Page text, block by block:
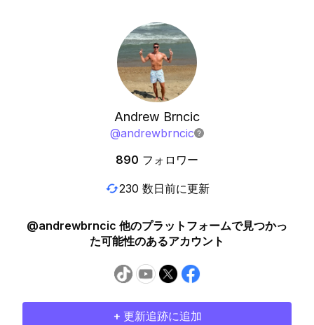
Andrew Brncic
@andrewbrncic
890 フォロワー
230 数日前に更新
@andrewbrncic 他のプラットフォームで見つかっ
た可能性のあるアカウント
+ 更新追跡に追加